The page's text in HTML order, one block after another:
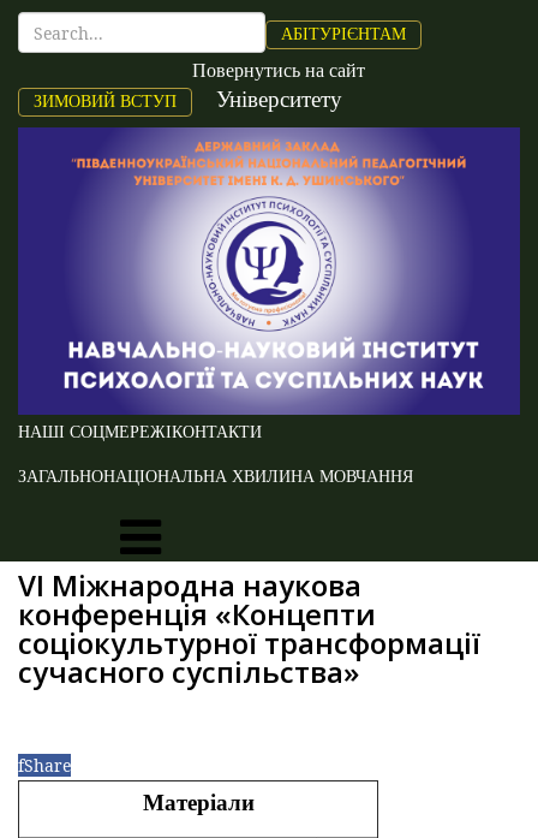
АБІТУРІЄНТАМ
ЗИМОВИЙ ВСТУП
Повернутись на сайт
Університету
НАШІ СОЦМЕРЕЖІКОНТАКТИ
ЗАГАЛЬНОНАЦІОНАЛЬНА ХВИЛИНА МОВЧАННЯ
VI Міжнародна наукова
конференція «Концепти
соціокультурної трансформації
сучасного суспільства»
fShare
Матеріали